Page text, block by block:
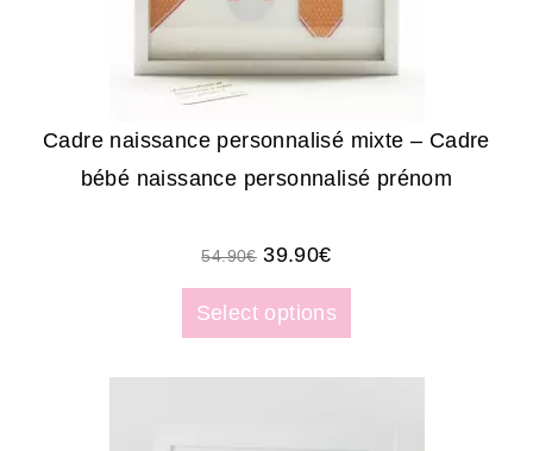
Cadre naissance personnalisé mixte – Cadre
bébé naissance personnalisé prénom
54.90€ 39.90€
Select options